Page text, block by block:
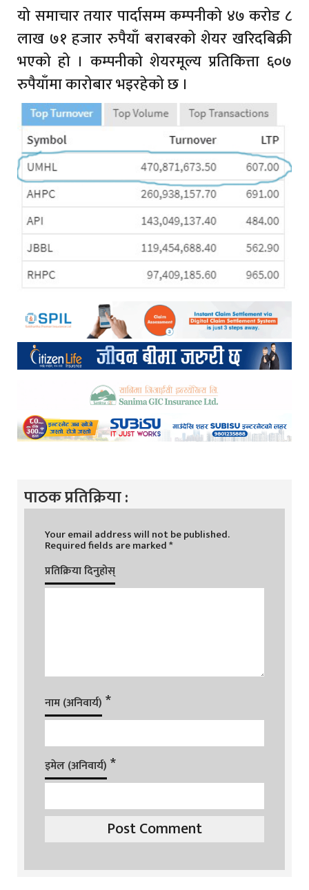
यो समाचार तयार पार्दासम्म कम्पनीको ४७ करोड ८
लाख ७१ हजार रुपैयाँ बराबरको शेयर खरिदबिक्री
भएको हो । कम्पनीको शेयरमूल्य प्रतिकित्ता ६०७
रुपैयाँमा कारोबार भइरहेको छ ।
पाठक प्रतिक्रिया :
Your email address will not be published.
Required fields are marked*
प्रतिक्रिया दिनुहोस्
नाम (अनिवार्य) *
इमेल (अनिवार्य) *